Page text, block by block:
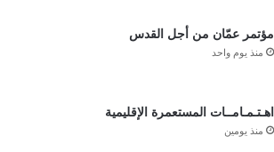
مؤتمر عمّان من أجل القدس
منذ يوم واحد
اهـتـمـامــات المستعمرة الإقليمية
منذ يومين